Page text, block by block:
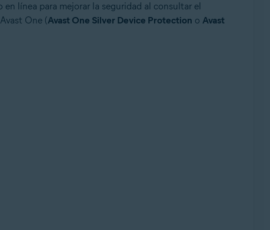
línea para mejorar la seguridad al consultar el
One (Avast One Silver Device Protection o Avast